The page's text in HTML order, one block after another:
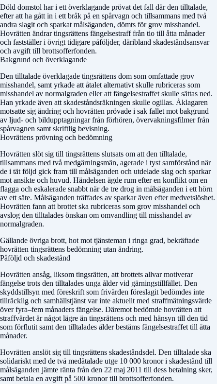
Döld domstol har i ett överklagande prövat det fall där den tilltalade,
efter att ha gått in i ett bråk på en spårvagn och tillsammans med två
andra slagit och sparkat målsäganden, dömts för grov misshandel.
Hovrätten ändrar tingsrättens fängelsestraff från tio till åtta månader
och fastställer i övrigt tidigare påföljder, däribland skadeståndsansvar
och avgift till brottsofferfonden.
Bakgrund och överklagande
Den tilltalade överklagade tingsrättens dom som omfattade grov
misshandel, samt yrkade att åtalet alternativt skulle rubriceras som
misshandel av normalgraden eller att fängelsestraffet skulle sättas ned.
Han yrkade även att skadeståndsräkningen skulle ogillas. Åklagaren
motsatte sig ändring och hovrätten prövade i sak fallet mot bakgrund
av ljud- och bildupptagningar från förhören, övervakningsfilmer från
spårvagnen samt skriftlig bevisning.
Hovrättens prövning och bedömning
Hovrätten slöt sig till tingsrättens slutsats om att den tilltalade,
tillsammans med två medgärningsmän, agerade i tyst samförstånd när
de i tät följd gick fram till målsäganden och utdelade slag och sparkar
mot ansikte och huvud. Händelsen ägde rum efter en konflikt om en
flagga och eskalerade snabbt när de tre drog in målsäganden i ett hörn
av ett säte. Målsäganden träffades av sparkar även efter medvetslöshet.
Hovrätten fann att brottet ska rubriceras som grov misshandel och
avslog den tilltalades önskan om omvandling till misshandel av
normalgraden.
Gällande övriga brott, hot mot tjänsteman i ringa grad, bekräftade
hovrätten tingsrättens bedömning utan ändring.
Påföljd och skadestånd
Hovrätten ansåg, liksom tingsrätten, att brottets allvar motiverar
fängelse trots den tilltalades unga ålder vid gärningstillfället. Den
skyddstillsyn med föreskrift som frivården föreslagit bedömdes inte
tillräcklig och samhällstjänst var inte aktuellt med straffmätningsvärde
över fyra–fem månaders fängelse. Däremot bedömde hovrätten att
straffvärdet är något lägre än tingsrättens och med hänsyn till den tid
som förflutit samt den tilltalades ålder bestäms fängelsestraffet till åtta
månader.
Hovrätten anslöt sig till tingsrättens skadeståndsdel. Den tilltalade ska
solidariskt med de två medåtalade utge 10 000 kronor i skadestånd till
målsäganden jämte ränta från den 22 maj 2011 till dess betalning sker,
samt betala en avgift på 500 kronor till brottsofferfonden.